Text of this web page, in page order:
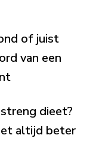
of juist
van een
dieet?
altijd beter